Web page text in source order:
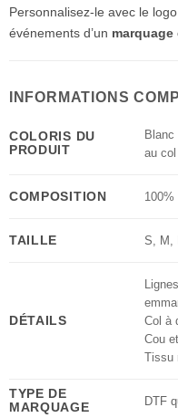
Personnalisez-le avec le
événements d’un
INFORMATIONS
COLORIS DU
PRODUIT
au
COMPOSITION 100%
TAILLE S M
DÉTAILS
Col à
Cou
Tissu
TYPE DE
MARQUAGE
DTF